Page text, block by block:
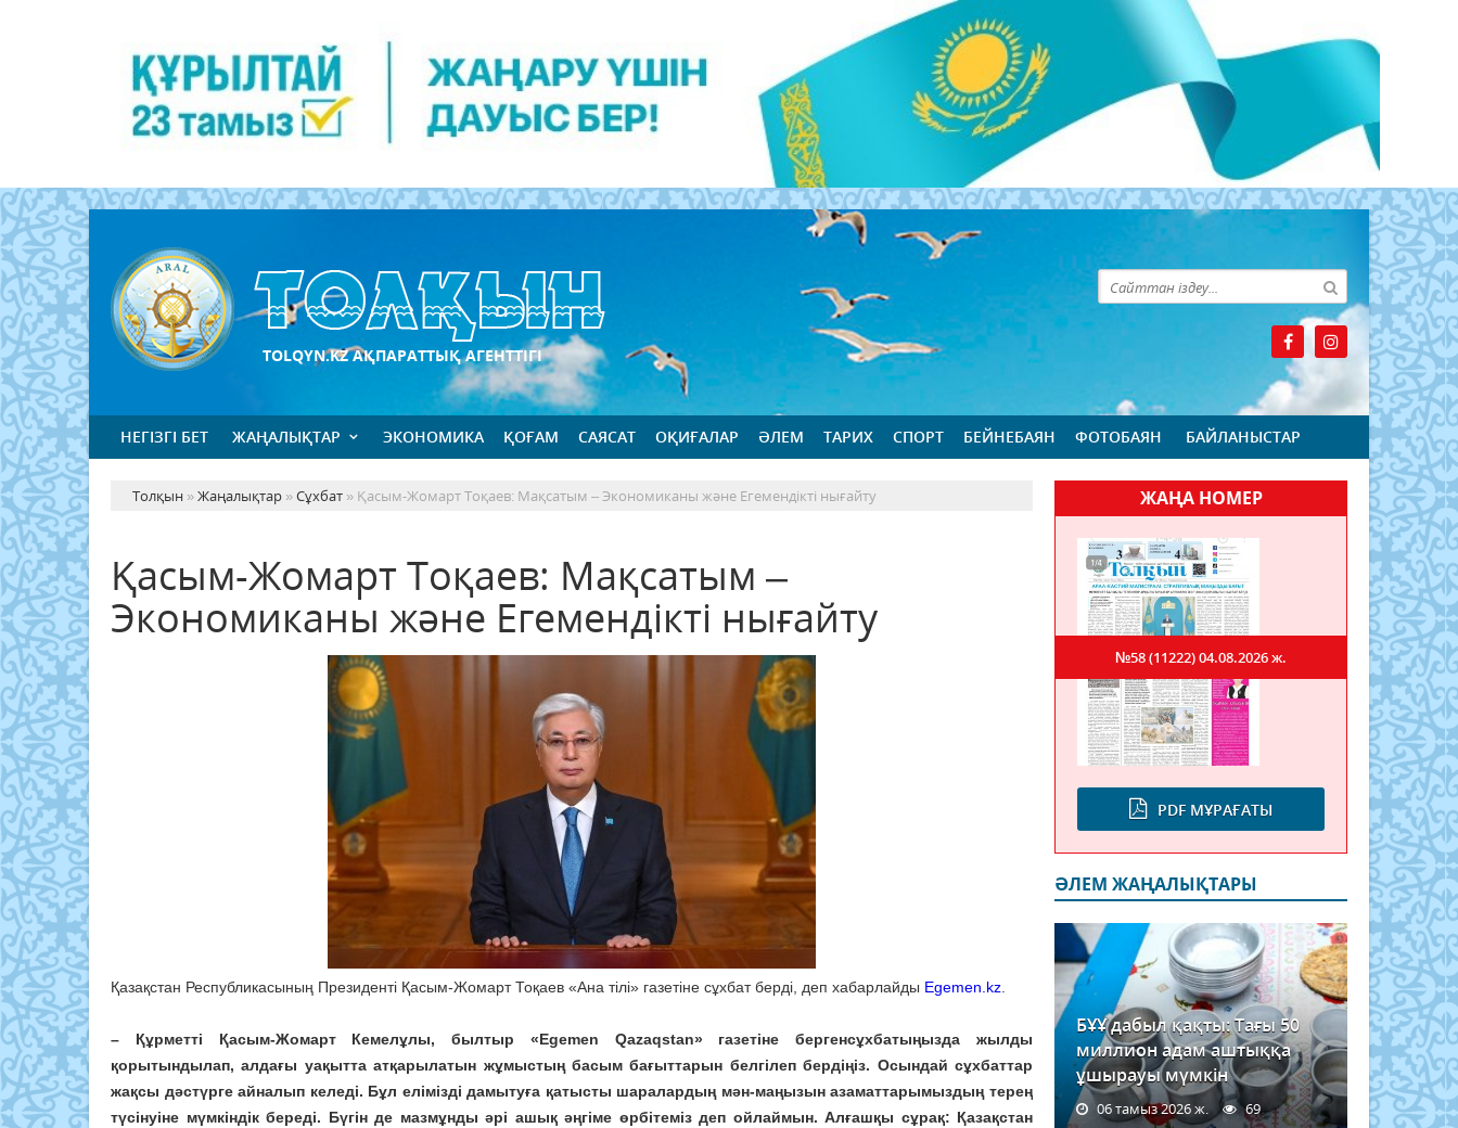
TOLQYN.KZ АҚПАРАТТЫҚ АГЕНТТІГІ
НЕГІЗГІ БЕТ ЖАҢАЛЫҚТАР ЭКОНОМИКА ҚОҒАМ САЯСАТ ОҚИҒАЛАР ӘЛЕМ ТАРИХ СПОРТ БЕЙНЕБАЯН ФОТОБАЯН БАЙЛАНЫСТАР
Толқын »Жаңалықтар »Сұхбат » Қасым-Жомарт Тоқаев: Мақсатым – Экономиканы және Егемендікті нығайту
Қасым-Жомарт Тоқаев: Мақсатым –
Экономиканы және Егемендікті нығайту
Қазақстан Республикасының Президенті Қасым-Жомарт Тоқаев «Ана тілі» газетіне сұхбат берді, деп хабарлайды Egemen.kz
– Құрметті Қасым-Жомарт Кемелұлы, былтыр «Egemen Qazaqstan» газетіне бергенсұхбатыңызда жылды
қорытындылап, алдағы уақытта атқарылатын жұмыстың басым бағыттарын белгілеп бердіңіз. Осындай сұхбаттар
жақсы дәстүрге айналып келеді. Бұл елімізді дамытуға қатысты шаралардың мән-маңызын азаматтарымыздың терең
түсінуіне мүмкіндік береді. Бүгін де мазмұнды әрі ашық әңгіме өрбітеміз деп ойлаймын. Алғашқы сұрақ: Қазақстан
ЖАҢА НОМЕР
PDF МҰРАҒАТЫ
№58 (11222)04.08.2026 ж.
ӘЛЕМ ЖАҢАЛЫҚТАРЫ
БҰҰ дабыл қақты: Тағы 50
миллион адам аштыққа
ұшырауы мүмкін
06 тамыз 2026 ж. 69